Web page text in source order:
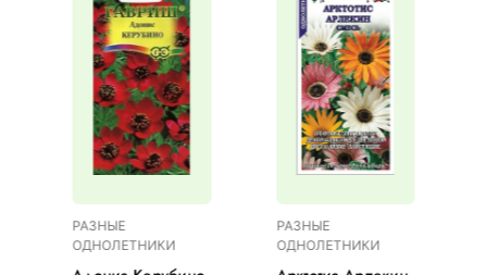
РАЗНЫЕ
ОДНОЛЕТНИКИ
РАЗНЫЕ
ОДНОЛЕТНИКИ